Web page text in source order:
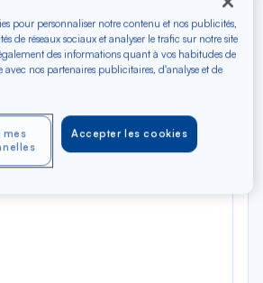
Aller simple
Filtrer Vider
AOÛ 2026
N/A*
/ Retour — Économique
pour personnaliser notre contenu et nos publicités,
de réseaux sociaux et analyser le trafic sur notre site
des informations quant à vos habitudes de
avec nos partenaires publicitaires, d'analyse et de
Accepter les cookies
mes